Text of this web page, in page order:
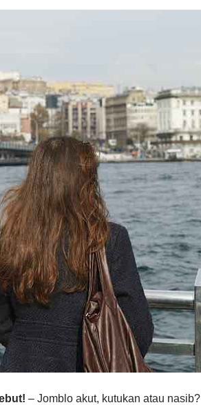
– Jomblo akut, kutukan atau nasib?